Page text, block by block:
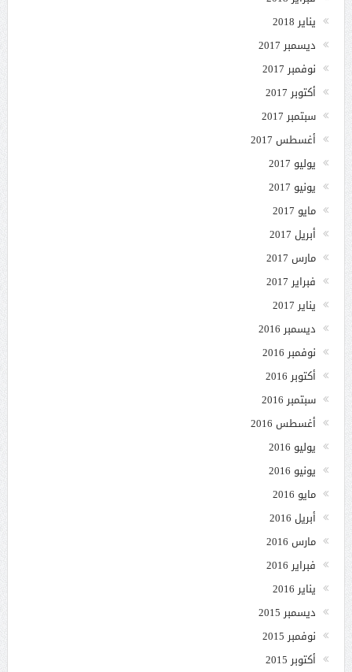
يناير 2018
ديسمبر 2017
نوفمبر 2017
أكتوبر 2017
سبتمبر 2017
أغسطس 2017
يوليو 2017
يونيو 2017
مايو 2017
أبريل 2017
مارس 2017
فبراير 2017
يناير 2017
ديسمبر 2016
نوفمبر 2016
أكتوبر 2016
سبتمبر 2016
أغسطس 2016
يوليو 2016
يونيو 2016
مايو 2016
أبريل 2016
مارس 2016
فبراير 2016
يناير 2016
ديسمبر 2015
نوفمبر 2015
أكتوبر 2015